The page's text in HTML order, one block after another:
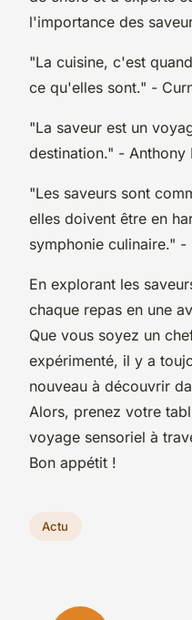
l'importance des
"La cuisine, c'est
ce qu'elles sont." -
"La saveur est un
destination." - Anthony
"Les saveurs sont
elles doivent être en
symphonie culinaire." -
En explorant les
chaque repas en une
Que vous soyez un
expérimenté, il y a
nouveau à découvrir
Alors, prenez votre
voyage sensoriel à
Bon appétit !
Actu